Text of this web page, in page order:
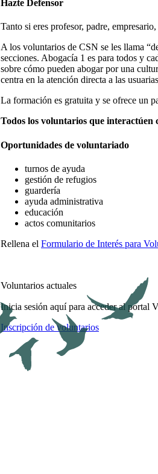
Hazte Defensor
Tanto si eres profesor, padre,
A los voluntarios de CSN se les llama
secciones. Abogacía 1 es para todos y
sobre cómo pueden abogar por una
centra en la atención directa a las
La formación es gratuita y se ofrece un
Todos los voluntarios que interactúen
Oportunidades de voluntariado
turnos de ayuda
gestión de refugios
guardería
ayuda administrativa
educación
actos comunitarios
Rellena el Formulario de Interés para
Voluntarios actuales
Inicia sesión aquí para acceder al portal
Inscripción de voluntarios